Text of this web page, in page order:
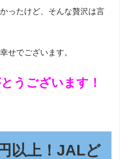
ったけど、そんな贅沢は言
せでございます。
うございます！
以上！JALど